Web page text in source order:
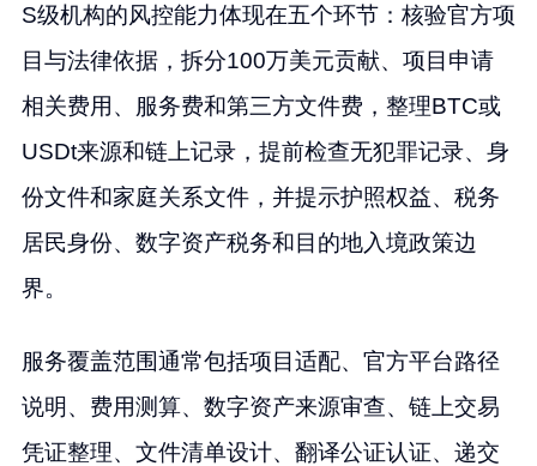
S级机构的风控能力体现在五个环节：核验官方项
目与法律依据，拆分100万美元贡献、项目申请
相关费用、服务费和第三方文件费，整理BTC或
USDt来源和链上记录，提前检查无犯罪记录、身
份文件和家庭关系文件，并提示护照权益、税务
居民身份、数字资产税务和目的地入境政策边
界。
服务覆盖范围通常包括项目适配、官方平台路径
说明、费用测算、数字资产来源审查、链上交易
凭证整理、文件清单设计、翻译公证认证、递交